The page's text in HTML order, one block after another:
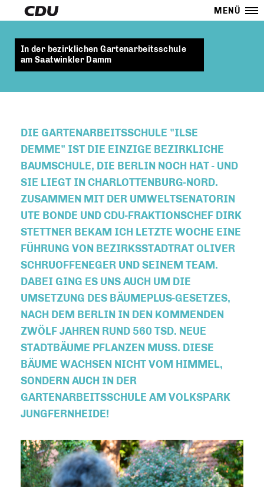
MENÜ
In der bezirklichen Gartenarbeitsschule
am Saatwinkler Damm
DIE GARTENARBEITSSCHULE "ILSE
DEMME" IST DIE EINZIGE BEZIRKLICHE
BAUMSCHULE, DIE BERLIN NOCH HAT - UND
SIE LIEGT IN CHARLOTTENBURG-NORD.
ZUSAMMEN MIT DER UMWELTSENATORIN
UTE BONDE UND CDU-FRAKTIONSCHEF DIRK
STETTNER BEKAM ICH LETZTE WOCHE EINE
FÜHRUNG VON BEZIRKSSTADTRAT OLIVER
SCHRUOFFENEGER UND SEINEM TEAM.
DABEI GING ES UNS AUCH UM DIE
UMSETZUNG DES BÄUMEPLUS-GESETZES,
NACH DEM BERLIN IN DEN KOMMENDEN
ZWÖLF JAHREN RUND 560 TSD. NEUE
STADTBÄUME PFLANZEN MUSS. DIESE
BÄUME WACHSEN NICHT VOM HIMMEL,
SONDERN AUCH IN DER
GARTENARBEITSSCHULE AM VOLKSPARK
JUNGFERNHEIDE!